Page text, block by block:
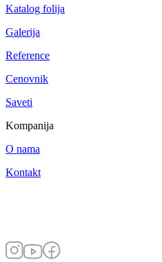
Katalog folija
Galerija
Reference
Cenovnik
Saveti
Kompanija
O nama
Kontakt